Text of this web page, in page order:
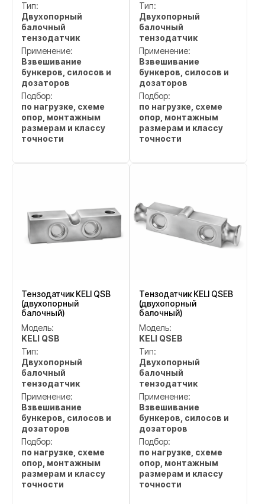
Тип:
Двухопорный
балочный
тензодатчик
Применение:
Взвешивание
бункеров, силосов и
дозаторов
Подбор:
по нагрузке, схеме
опор, монтажным
размерам и классу
точности
Тип:
Двухопорный
балочный
тензодатчик
Применение:
Взвешивание
бункеров, силосов и
дозаторов
Подбор:
по нагрузке, схеме
опор, монтажным
размерам и классу
точности
Тензодатчик KELI QSB
(двухопорный
балочный)
Модель:
KELI QSB
Тип:
Двухопорный
балочный
тензодатчик
Применение:
Взвешивание
бункеров, силосов и
дозаторов
Подбор:
по нагрузке, схеме
опор, монтажным
размерам и классу
точности
Тензодатчик KELI QSEB
(двухопорный
балочный)
Модель:
KELI QSEB
Тип:
Двухопорный
балочный
тензодатчик
Применение:
Взвешивание
бункеров, силосов и
дозаторов
Подбор:
по нагрузке, схеме
опор, монтажным
размерам и классу
точности